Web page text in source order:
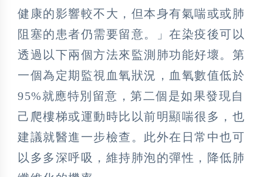
健康的影響較不大，但本身有氣喘或或肺
阻塞的患者仍需要留意。」在染疫後可以
透過以下兩個方法來監測肺功能好壞。第
一個為定期監視血氧狀況，血氧數值低於
95%就應特別留意，第二個是如果發現自
己爬樓梯或運動時比以前明顯喘很多，也
建議就醫進一步檢查。此外在日常中也可
以多多深呼吸，維持肺泡的彈性，降低肺